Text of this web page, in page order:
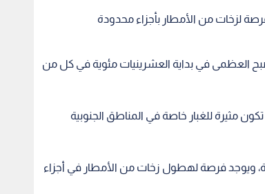
لزخات من الأمطار بأجزاء محدودة
العظمى في بداية العشرينيات مئوية في كل من
مثيرة للغبار خاصة في المناطق الجنوبية
ويوجد فرصة لهطول زخات من الأمطار في أجزاء